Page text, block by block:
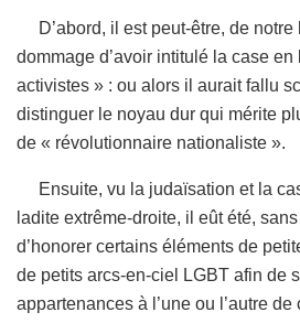
D’abord, il est peut-être, de notre
dommage d’avoir intitulé la case en
activistes » : ou alors il aurait fallu
distinguer le noyau dur qui mérite
de « révolutionnaire nationaliste ».
Ensuite, vu la judaïsation et la
ladite extrême-droite, il eût été,
d’honorer certains éléments de
de petits arcs-en-ciel LGBT afin de
appartenances à l’une ou l’autre